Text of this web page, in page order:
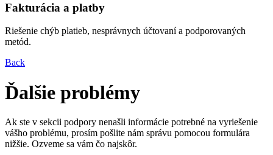
Fakturácia a platby
Riešenie chýb platieb, nesprávnych účtovaní a podporovaných
metód.
Back
Ďalšie problémy
Ak ste v sekcii podpory nenašli informácie potrebné na vyriešenie
vášho problému, prosím pošlite nám správu pomocou formulára
nižšie. Ozveme sa vám čo najskôr.